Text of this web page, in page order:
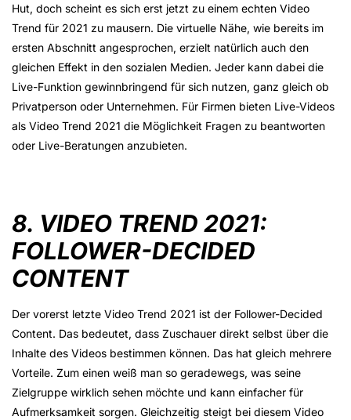
Hut, doch scheint es sich erst jetzt zu einem echten Video
Trend für 2021 zu mausern. Die virtuelle Nähe, wie bereits im
ersten Abschnitt angesprochen, erzielt natürlich auch den
gleichen Effekt in den sozialen Medien. Jeder kann dabei die
Live-Funktion gewinnbringend für sich nutzen, ganz gleich ob
Privatperson oder Unternehmen. Für Firmen bieten Live-Videos
als Video Trend 2021 die Möglichkeit Fragen zu beantworten
oder Live-Beratungen anzubieten.
8. VIDEO TREND 2021:
FOLLOWER-DECIDED
CONTENT
Der vorerst letzte Video Trend 2021 ist der Follower-Decided
Content. Das bedeutet, dass Zuschauer direkt selbst über die
Inhalte des Videos bestimmen können. Das hat gleich mehrere
Vorteile. Zum einen weiß man so geradewegs, was seine
Zielgruppe wirklich sehen möchte und kann einfacher für
Aufmerksamkeit sorgen. Gleichzeitig steigt bei diesem Video